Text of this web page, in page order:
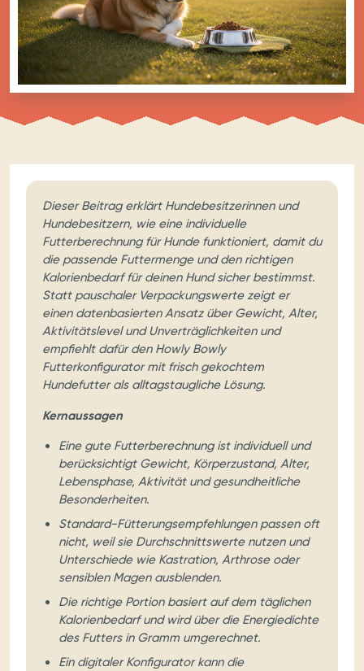
KIBILD MIT
Dieser Beitrag erklärt Hundebesitzerinnen und
Hundebesitzern, wie eine individuelle
Futterberechnung für Hunde funktioniert, damit du
die passende Futtermenge und den richtigen
Kalorienbedarf für deinen Hund sicher bestimmst.
Statt pauschaler Verpackungswerte zeigt er
einen datenbasierten Ansatz über Gewicht, Alter,
Aktivitätslevel und Unverträglichkeiten und
empfiehlt dafür den Howly Bowly
Futterkonfigurator mit frisch gekochtem
Hundefutter als alltagstaugliche Lösung.
Kernaussagen
Eine gute Futterberechnung ist individuell und
berücksichtigt Gewicht, Körperzustand, Alter,
Lebensphase, Aktivität und gesundheitliche
Besonderheiten.
Standard-Fütterungsempfehlungen passen oft
nicht, weil sie Durchschnittswerte nutzen und
Unterschiede wie Kastration, Arthrose oder
sensiblen Magen ausblenden.
Die richtige Portion basiert auf dem täglichen
Kalorienbedarf und wird über die Energiedichte
des Futters in Gramm umgerechnet.
Ein digitaler Konfigurator kann die